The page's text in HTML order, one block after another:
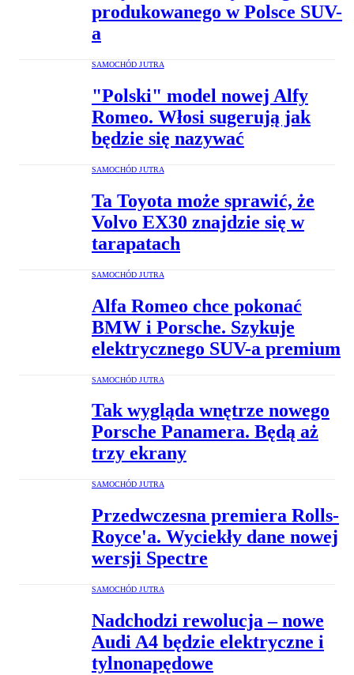
produkowanego w Polsce SUV-
a
SAMOCHÓD JUTRA
"Polski" model nowej Alfy
Romeo. Włosi sugerują jak
będzie się nazywać
SAMOCHÓD JUTRA
Ta Toyota może sprawić, że
Volvo EX30 znajdzie się w
tarapatach
SAMOCHÓD JUTRA
Alfa Romeo chce pokonać
BMW i Porsche. Szykuje
elektrycznego SUV-a premium
SAMOCHÓD JUTRA
Tak wygląda wnętrze nowego
Porsche Panamera. Będą aż
trzy ekrany
SAMOCHÓD JUTRA
Przedwczesna premiera Rolls-
Royce'a. Wyciekły dane nowej
wersji Spectre
SAMOCHÓD JUTRA
Nadchodzi rewolucja – nowe
Audi A4 będzie elektryczne i
tylnonapędowe